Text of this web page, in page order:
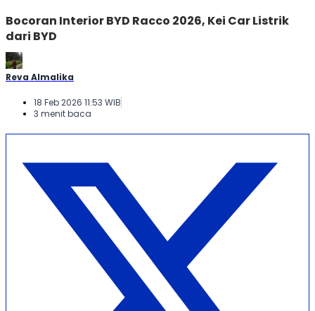
Bocoran Interior BYD Racco 2026, Kei Car Listrik
dari BYD
Reva Almalika
18 Feb 2026 11:53 WIB
3 menit baca